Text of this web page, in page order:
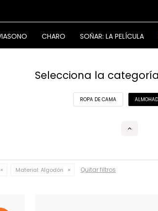
CHARO SOÑAR: LA PELÍCULA
Selecciona la
ROPA DE CAMA
Material:Algodón Quitar filtros